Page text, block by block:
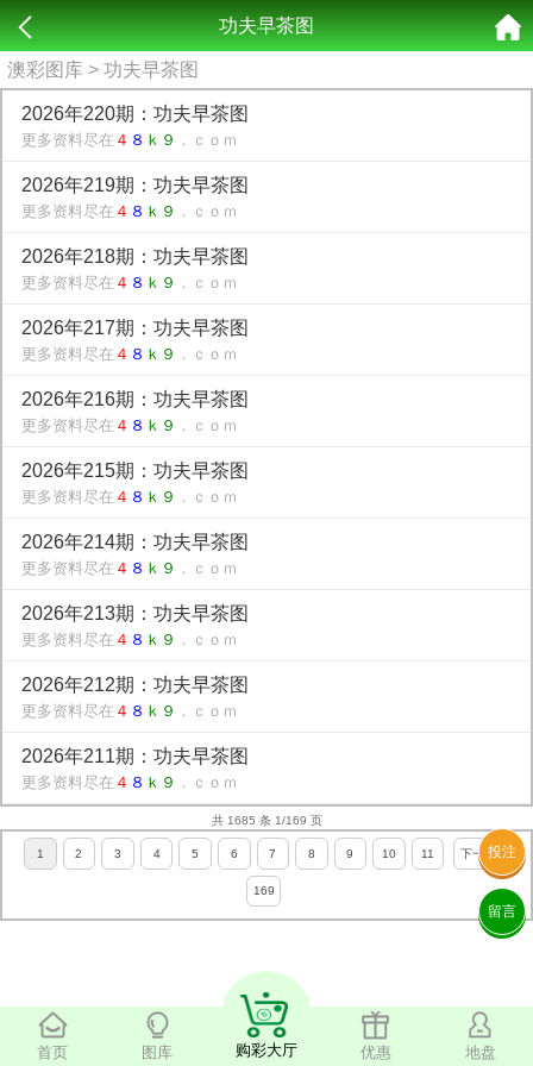
首页 图库 购彩大厅 优惠 地盘
投注
留言
功夫早茶图
澳彩图库 > 功夫早茶图
2026年220期：功夫早茶图
更多资料尽在 ４ ８ ｋ９ ．ｃｏｍ
2026年219期：功夫早茶图
更多资料尽在 ４ ８ ｋ９ ．ｃｏｍ
2026年218期：功夫早茶图
更多资料尽在 ４ ８ ｋ９ ．ｃｏｍ
2026年217期：功夫早茶图
更多资料尽在 ４ ８ ｋ９ ．ｃｏｍ
2026年216期：功夫早茶图
更多资料尽在 ４ ８ ｋ９ ．ｃｏｍ
2026年215期：功夫早茶图
更多资料尽在 ４ ８ ｋ９ ．ｃｏｍ
2026年214期：功夫早茶图
更多资料尽在 ４ ８ ｋ９ ．ｃｏｍ
2026年213期：功夫早茶图
更多资料尽在 ４ ８ ｋ９ ．ｃｏｍ
2026年212期：功夫早茶图
更多资料尽在 ４ ８ ｋ９ ．ｃｏｍ
2026年211期：功夫早茶图
更多资料尽在 ４ ８ ｋ９ ．ｃｏｍ
共 1685 条 1/169 页
1 2 3 4 5 6 7 8 9 10 11 下一页
169